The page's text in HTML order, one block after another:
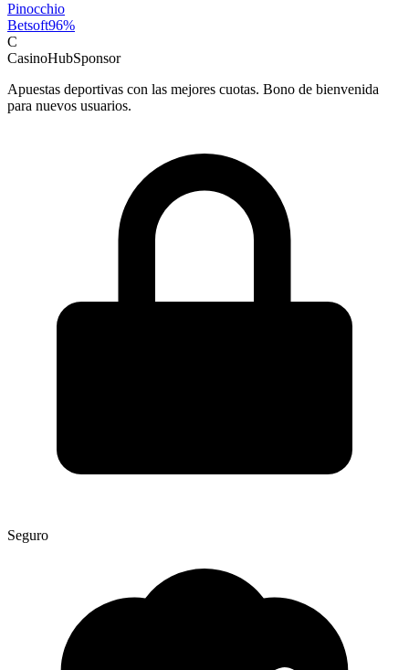
Pinocchio
Betsoft96%
C
CasinoHubSponsor
Apuestas deportivas con las mejores cuotas. Bono de bienvenida
para nuevos usuarios.
Seguro